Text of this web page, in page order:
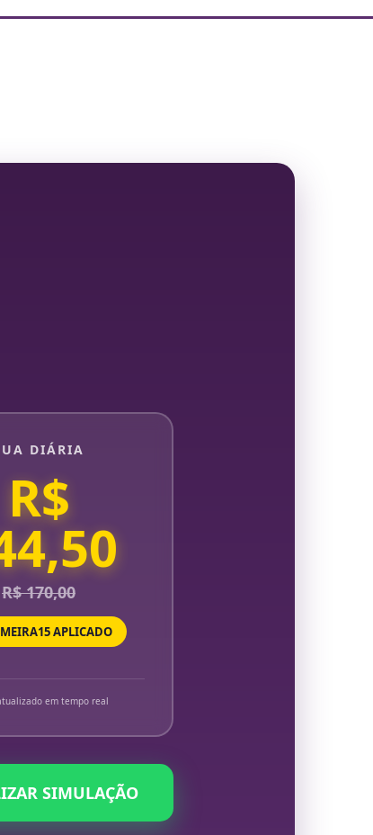
DIÁRIA
R$
R$ 170,00
APLICADO
em tempo real
SIMULAÇÃO